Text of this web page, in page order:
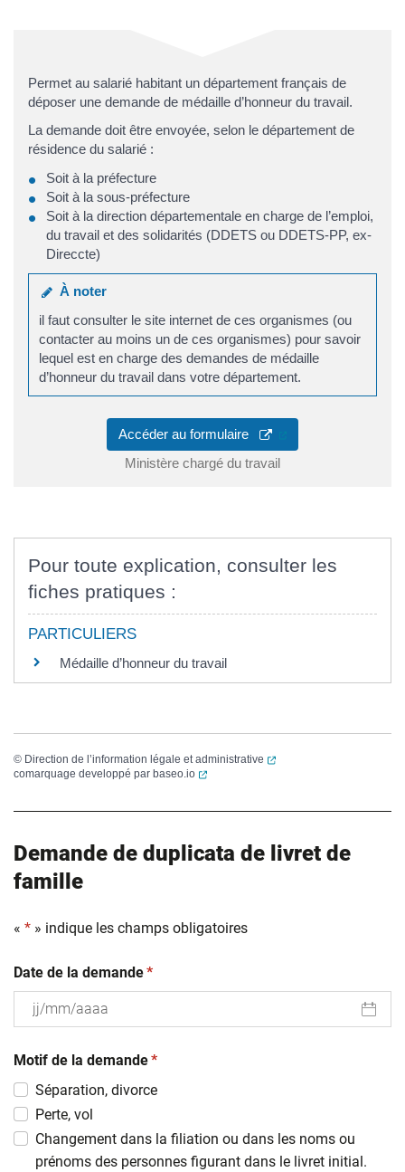
Permet au salarié habitant un département français de
déposer une demande de médaille d’honneur du travail.
La demande doit être envoyée, selon le département de
résidence du salarié :
Soit à la préfecture
Soit à la sous-préfecture
Soit à la direction départementale en charge de l’emploi,
du travail et des solidarités (DDETS ou DDETS-PP, ex-
Direccte)
À noter
il faut consulter le site internet de ces organismes (ou
contacter au moins un de ces organismes) pour savoir
lequel est en charge des demandes de médaille
d’honneur du travail dans votre département.
Accéder au formulaire
(ouverture dans un
Ministère chargé du travail
Pour toute explication, consulter les
fiches pratiques :
PARTICULIERS
Médaille d’honneur du travail
© Direction de l’information légale et administrative
(ouverture dans un
comarquage developpé par baseo.io (ouverture dans un nouvel onglet)
Demande de duplicata de livret de
famille
« * » indique les champs obligatoires
Date de la demande(obligatoire)
*
slash
MM
slash
AAAA
Motif de la demande(obligatoire)
*
Séparation, divorce
Perte, vol
Changement dans la filiation ou dans les noms ou
prénoms des personnes figurant dans le livret initial.